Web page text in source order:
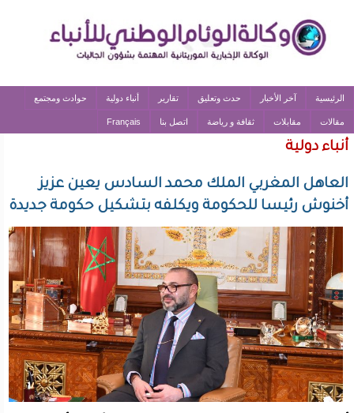
الرئيسية آخر الأخبار حدث وتعليق تقارير أنباء دولية حوادث ومجتمع
مقالات مقابلات ثقافة و رياضة اتصل بنا Français
أنباء دولية
العاهل المغربي الملك محمد السادس يعين عزيز
أخنوش رئيسا للحكومة ويكلفه بتشكيل حكومة جديدة